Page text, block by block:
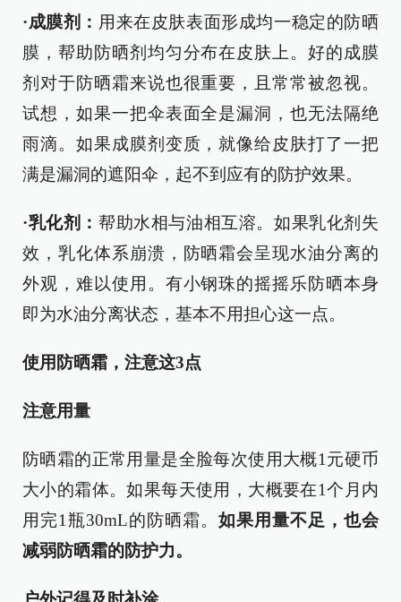
·成膜剂： 用来在皮肤表面形成均一稳定的防晒
膜，帮助防晒剂均匀分布在皮肤上。好的成膜
剂对于防晒霜来说也很重要，且常常被忽视。
试想，如果一把伞表面全是漏洞，也无法隔绝
雨滴。如果成膜剂变质，就像给皮肤打了一把
满是漏洞的遮阳伞，起不到应有的防护效果。
·乳化剂： 帮助水相与油相互溶。如果乳化剂失
效，乳化体系崩溃，防晒霜会呈现水油分离的
外观，难以使用。有小钢珠的摇摇乐防晒本身
即为水油分离状态，基本不用担心这一点。
使用防晒霜，注意这3点
注意用量
防晒霜的正常用量是全脸每次使用大概1元硬币
大小的霜体。如果每天使用，大概要在1个月内
用完1瓶30mL的防晒霜。 如果用量不足，也会
减弱防晒霜的防护力。